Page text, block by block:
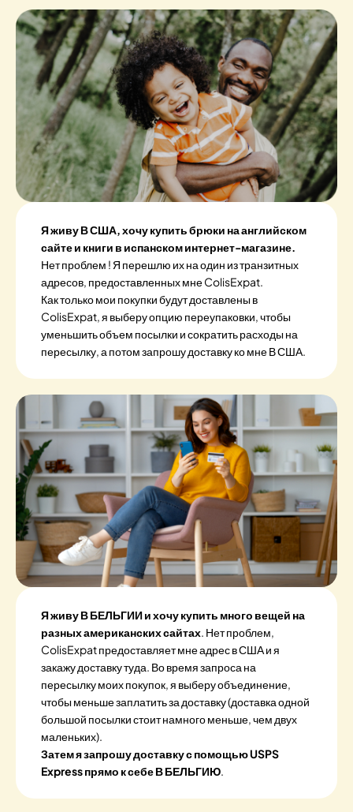
Я живу В США, хочу купить брюки на английском
сайте и книги в испанском интернет-магазине.
Нет проблем ! Я перешлю их на один из транзитных
адресов, предоставленных мне ColisExpat.
Как только мои покупки будут доставлены в
ColisExpat, я выберу опцию переупаковки, чтобы
уменьшить объем посылки и сократить расходы на
пересылку, а потом запрошу доставку ко мне В США.
Я живу В БЕЛЬГИИ и хочу купить много вещей на
разных американских сайтах. Нет проблем,
ColisExpat предоставляет мне адрес в США и я
закажу доставку туда. Во время запроса на
пересылку моих покупок, я выберу объединение,
чтобы меньше заплатить за доставку (доставка одной
большой посылки стоит намного меньше, чем двух
маленьких).
Затем я запрошу доставку с помощью USPS
Express прямо к себе В БЕЛЬГИЮ.